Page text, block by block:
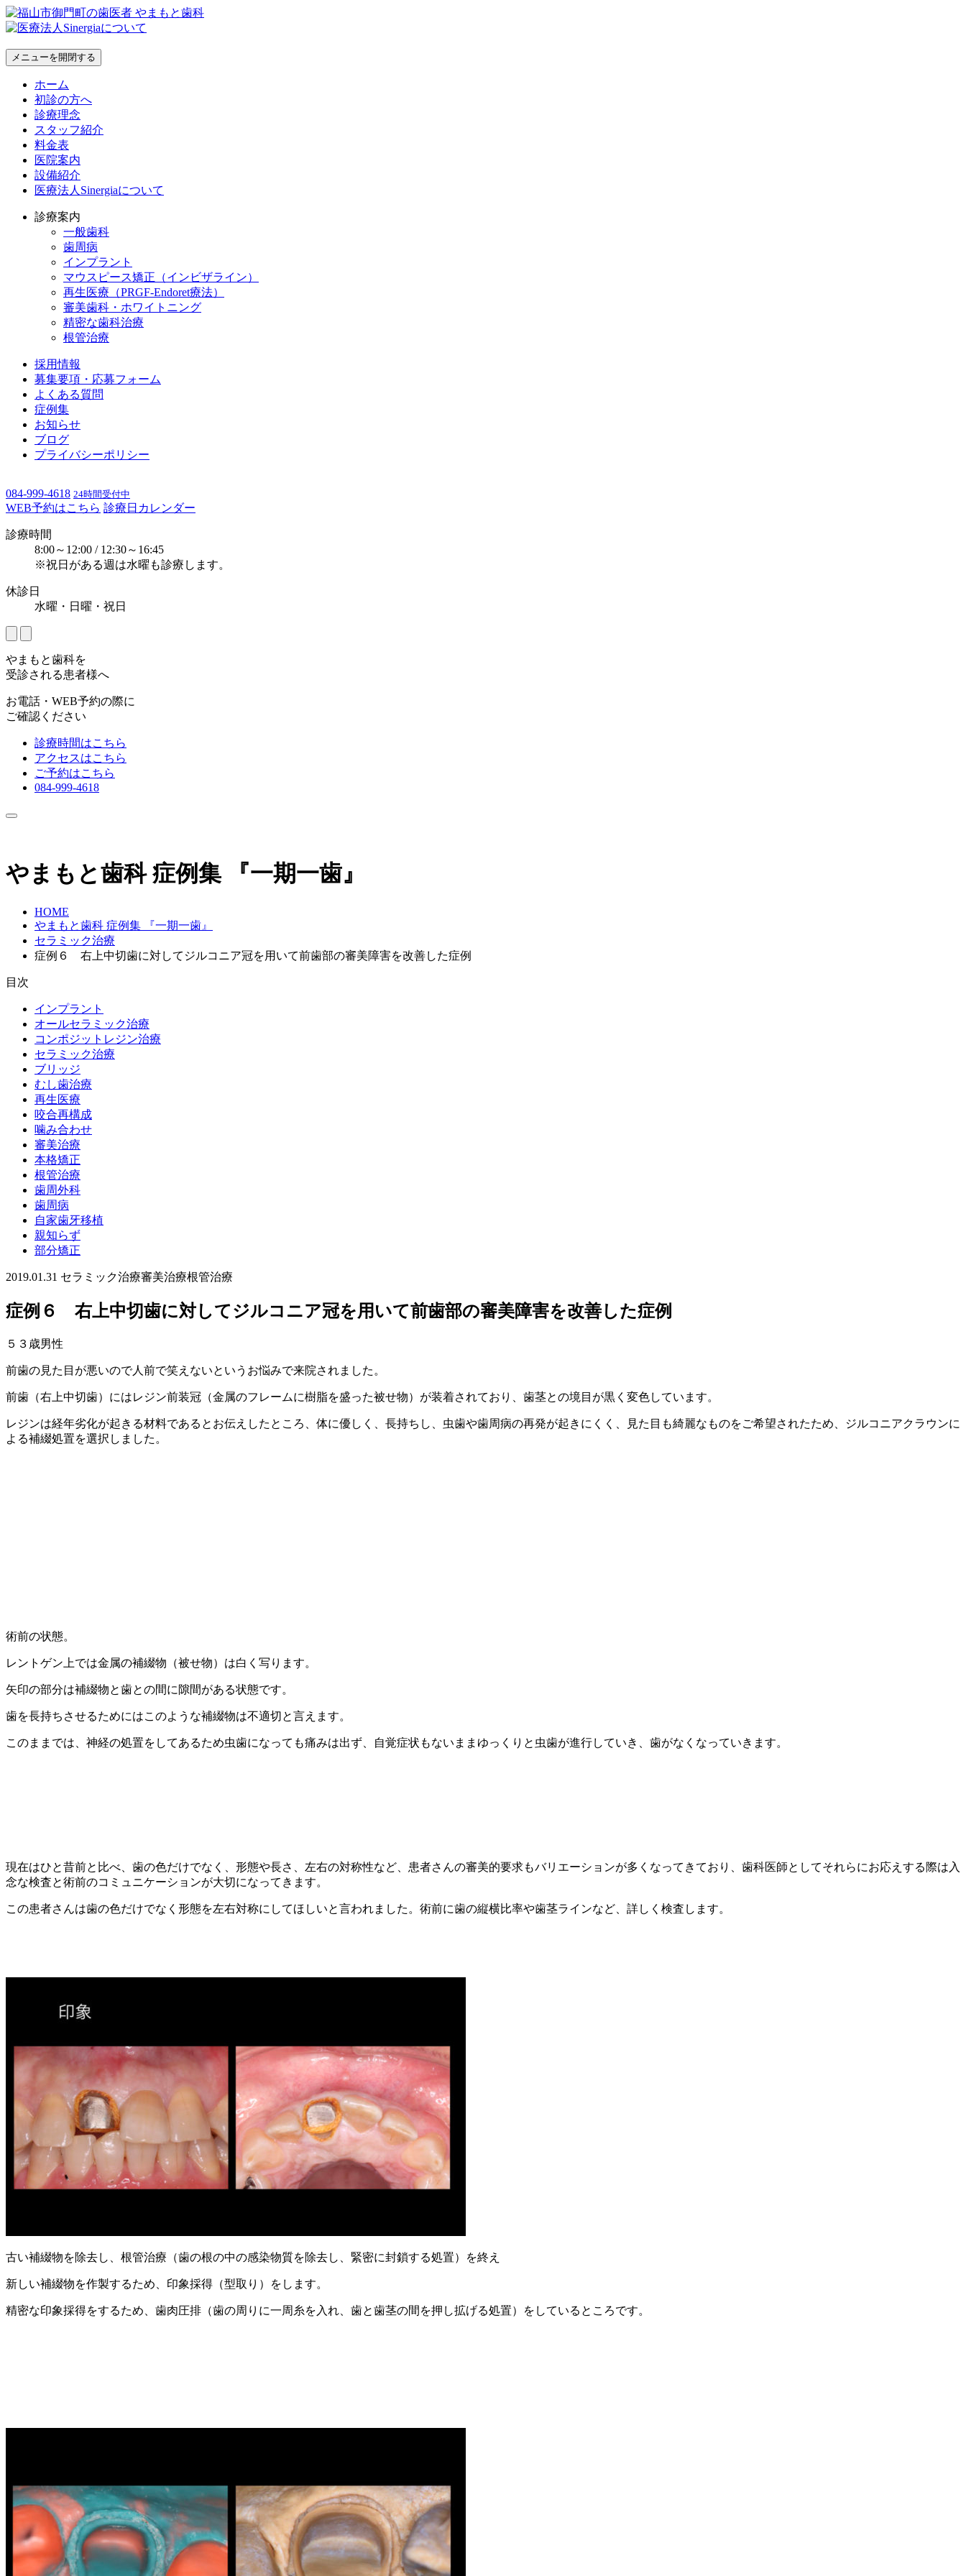
メニューを開閉する
ホーム
初診の方へ
診療理念
スタッフ紹介
料金表
医院案内
設備紹介
医療法人Sinergiaについて
診療案内
一般歯科
歯周病
インプラント
マウスピース矯正（インビザライン）
再生医療（PRGF-Endoret療法）
審美歯科・ホワイトニング
精密な歯科治療
根管治療
採用情報
募集要項・応募フォーム
よくある質問
症例集
お知らせ
ブログ
プライバシーポリシー
084-999-4618 24時間受付中
WEB予約はこちら 診療日カレンダー
診療時間
8:00～12:00 / 12:30～16:45
※祝日がある週は水曜も診療します。
休診日
水曜・日曜・祝日
やまもと歯科を
受診される患者様へ
お電話・WEB予約の際に
ご確認ください
診療時間はこちら
アクセスはこちら
ご予約はこちら
084-999-4618
やまもと歯科 症例集 『一期一歯』
HOME
やまもと歯科 症例集 『一期一歯』
セラミック治療
症例６ 右上中切歯に対してジルコニア冠を用いて前歯部の審美障害を改善した症例
目次
インプラント
オールセラミック治療
コンポジットレジン治療
セラミック治療
ブリッジ
むし歯治療
再生医療
咬合再構成
噛み合わせ
審美治療
本格矯正
根管治療
歯周外科
歯周病
自家歯牙移植
親知らず
部分矯正
2019.01.31 セラミック治療審美治療根管治療
症例６ 右上中切歯に対してジルコニア冠を用いて前歯部の審美障害を改善した症例
５３歳男性
前歯の見た目が悪いので人前で笑えないというお悩みで来院されました。
前歯（右上中切歯）にはレジン前装冠（金属のフレームに樹脂を盛った被せ物）が装着されており、歯茎との境目が黒く変色しています。
レジンは経年劣化が起きる材料であるとお伝えしたところ、体に優しく、長持ちし、虫歯や歯周病の再発が起きにくく、見た目も綺麗なものをご希望されたため、ジルコニアクラウンに
よる補綴処置を選択しました。
術前の状態。
レントゲン上では金属の補綴物（被せ物）は白く写ります。
矢印の部分は補綴物と歯との間に隙間がある状態です。
歯を長持ちさせるためにはこのような補綴物は不適切と言えます。
このままでは、神経の処置をしてあるため虫歯になっても痛みは出ず、自覚症状もないままゆっくりと虫歯が進行していき、歯がなくなっていきます。
現在はひと昔前と比べ、歯の色だけでなく、形態や長さ、左右の対称性など、患者さんの審美的要求もバリエーションが多くなってきており、歯科医師としてそれらにお応えする際は入
念な検査と術前のコミュニケーションが大切になってきます。
この患者さんは歯の色だけでなく形態を左右対称にしてほしいと言われました。術前に歯の縦横比率や歯茎ラインなど、詳しく検査します。
古い補綴物を除去し、根管治療（歯の根の中の感染物質を除去し、緊密に封鎖する処置）を終え
新しい補綴物を作製するため、印象採得（型取り）をします。
精密な印象採得をするため、歯肉圧排（歯の周りに一周糸を入れ、歯と歯茎の間を押し拡げる処置）をしているところです。